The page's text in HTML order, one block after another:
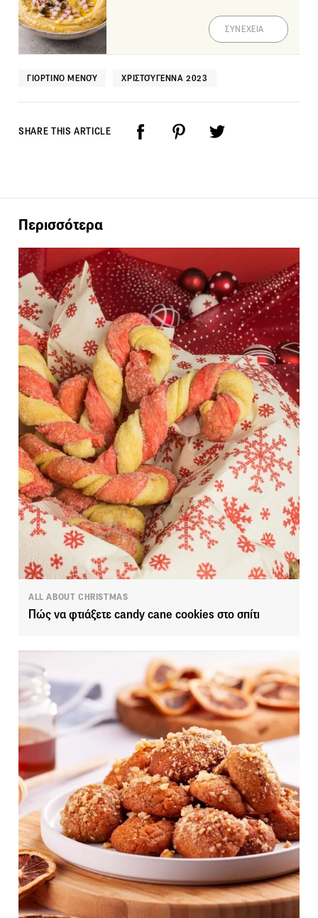
ΣΥΝΕΧΕΙΑ
ΓΙΟΡΤΙΝΌ ΜΕΝΟΎ ΧΡΙΣΤΟΎΓΕΝΝΑ 2023
SHARE THIS ARTICLE
Περισσότερα
ALL ABOUT CHRISTMAS
Πώς να φτιάξετε candy cane cookies στο σπίτι